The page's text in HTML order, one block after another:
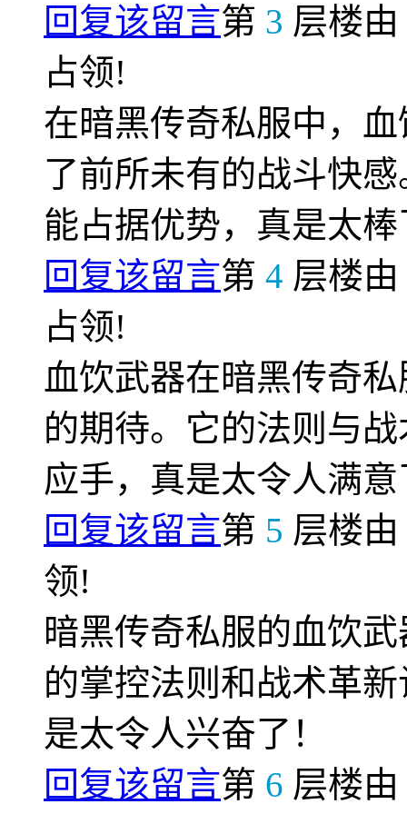
回复该留言第 3 层楼由
占领!
在暗黑传奇私服中，
了前所未有的战斗快
能占据优势，真是太棒
回复该留言第 4 层楼由
占领!
血饮武器在暗黑传奇
的期待。它的法则与
应手，真是太令人满
回复该留言第 5 层楼由
领!
暗黑传奇私服的血饮
的掌控法则和战术革
是太令人兴奋了！
回复该留言第 6 层楼由